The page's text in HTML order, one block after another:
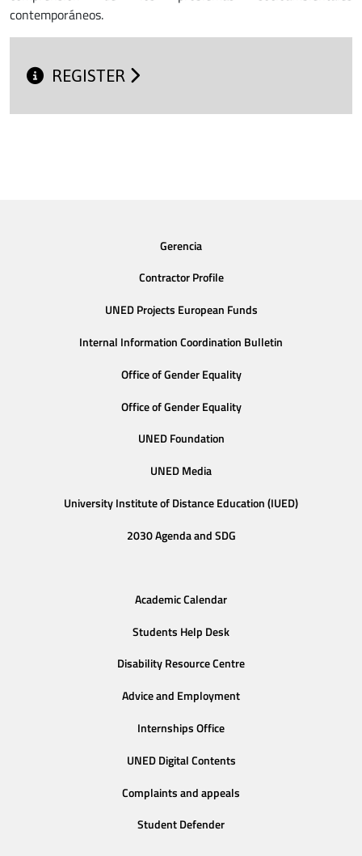
contemporáneos.
REGISTER
Gerencia
Contractor Profile
UNED Projects European Funds
Internal Information Coordination Bulletin
Office of Gender Equality
Office of Gender Equality
UNED Foundation
UNED Media
University Institute of Distance Education (IUED)
2030 Agenda and SDG
Academic Calendar
Students Help Desk
Disability Resource Centre
Advice and Employment
Internships Office
UNED Digital Contents
Complaints and appeals
Student Defender